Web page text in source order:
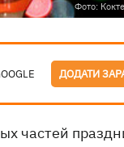
Фото:
ДОДАТИ
частей